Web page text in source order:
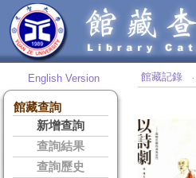
English Version
館藏查詢
新增查詢
查詢結果
查詢歷史
館藏記錄 ‧